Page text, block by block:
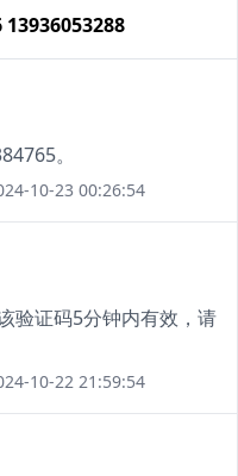
13936053288
。
10-23 00:26:54
验证码5分钟内有效，请
10-22 21:59:54